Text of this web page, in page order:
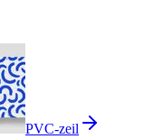
PVC-zeil